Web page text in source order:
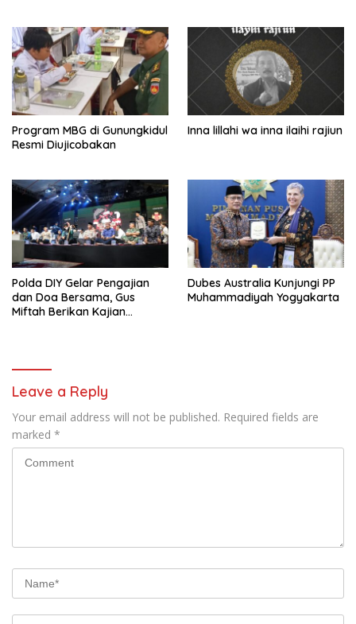
Program MBG di Gunungkidul
Resmi Diujicobakan
Inna lillahi wa inna ilaihi rajiun
Polda DIY Gelar Pengajian
dan Doa Bersama, Gus
Miftah Berikan Kajian
Dubes Australia Kunjungi PP
Muhammadiyah Yogyakarta
Leave a Reply
Your email address will not be published. Required fields are
marked *